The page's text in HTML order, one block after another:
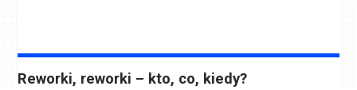
Reworki, reworki – kto, co, kiedy?